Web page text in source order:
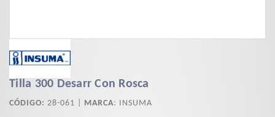
Tilla 300 Desarr Con Rosca
CÓDIGO: 28-061 | MARCA: INSUMA